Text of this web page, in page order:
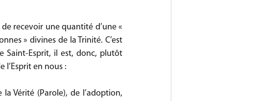
de recevoir une quantité d’une «
» divines de la Trinité. C’est
Saint-Esprit, il est, donc, plutôt
l’Esprit en nous :
Vérité (Parole), de l’adoption,